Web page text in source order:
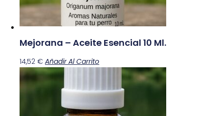
Mejorana – Aceite Esencial 10 Ml.
14,52 € Añadir Al Carrito